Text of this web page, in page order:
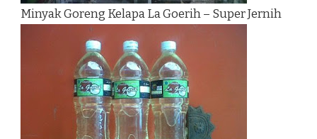
Minyak Goreng Kelapa La Goerih – Super Jernih